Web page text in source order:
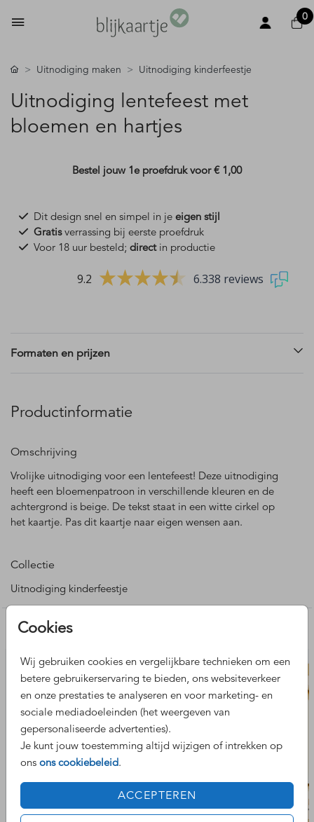
0
Cookies
Wij gebruiken cookies en vergelijkbare technieken om een
betere gebruikerservaring te bieden, ons websiteverkeer
en onze prestaties te analyseren en voor marketing- en
sociale mediadoeleinden (het weergeven van
gepersonaliseerde advertenties).
Je kunt jouw toestemming altijd wijzigen of intrekken op
ons ons cookiebeleid.
ACCEPTEREN
Uitnodiging maken Uitnodiging kinderfeestje
Uitnodiging lentefeest met
bloemen en hartjes
Bestel jouw 1e proefdruk voor€ 1,00
Dit design snel en simpel in je eigen stijl
Gratisverrassing bij eerste proefdruk
Voor 18 uur besteld; directin productie
9.2 6.338 reviews
Formaten en prijzen
Productinformatie
Omschrijving
Vrolijke uitnodiging voor een lentefeest! Deze uitnodiging
heeft een bloemenpatroon in verschillende kleuren en de
achtergrond is beige. De tekst staat in een witte cirkel op
het kaartje. Pas dit kaartje naar eigen wensen aan.
Collectie
Uitnodiging kinderfeestje
Nog meer leuke ontwerpen